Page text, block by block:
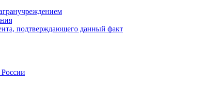
подтверждающего данный факт